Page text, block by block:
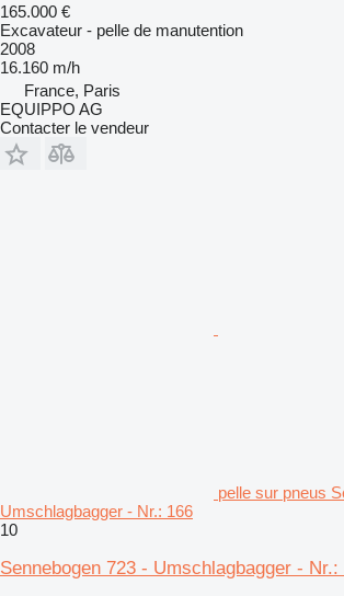
165.000 €
Excavateur - pelle de manutention
2008
16.160 m/h
France, Paris
EQUIPPO AG
Contacter le vendeur
pelle sur pneus
Umschlagbagger - Nr.: 166
10
Sennebogen 723 - Umschlagbagger - Nr.: